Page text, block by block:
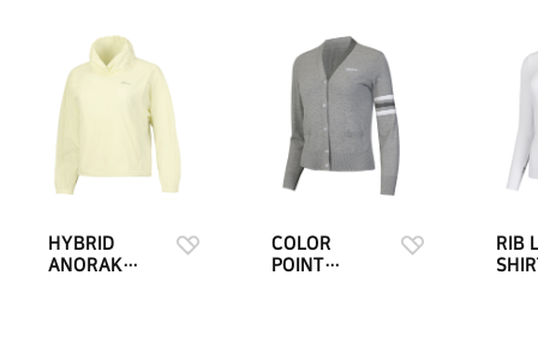
HYBRID
ANORAK
COLOR
POINT
RIB